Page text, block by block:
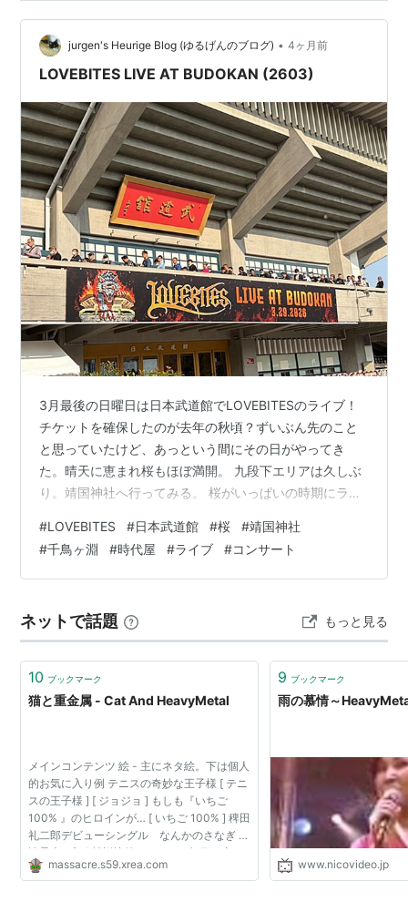
jurgen's Heurige Blog (ゆるげんのブログ) • 4ヶ月前
LOVEBITES LIVE AT BUDOKAN (2603)
3月最後の日曜日は日本武道館でLOVEBITESのライブ！
チケットを確保したのが去年の秋頃？ずいぶん先のこと
と思っていたけど、あっという間にその日がやってき
た。晴天に恵まれ桜もほぼ満開。 九段下エリアは久しぶ
り。靖国神社へ行ってみる。 桜がいっぱいの時期にライ
郎さん。 ホカホカ陽気で上着いらず。たくさんの参拝客
が神社へ向かう。 手水舎で身を清めます。 入る前にまず
一礼。 境内の桜が見事。 初詣に匹敵する賑わい。自分の
館へ！ 靖国通りを通って聖地へ向かう。 千鳥ヶ淵方面へ
向かう歩道は大勢の人で…
#LOVEBITES #日本武道館 #桜 #靖国神社
#千鳥ヶ淵 #時代屋 #ライブ #コンサート
ネットで話題 もっと見る
10 ブックマーク
猫と重金属 - Cat And HeavyMetal
メインコンテンツ 絵 - 主にネタ絵。下は個人
的お気に入り例 テニスの奇妙な王子様 [ テニ
スの王子様 ] [ ジョジョ ] もしも『いちご
100% 』のヒロインが… [ いちご 100% ] 稗田
礼二郎デビューシングル なんかのさなぎ [
諸星大二郎 ] 社説比較くん 4.0 - 朝日・産
経・毎日・読売の社説を比較 新不定記 - 不定
massacre.s59.xrea.com
9 ブックマーク
雨の慕情～
www.nicovideo.jp